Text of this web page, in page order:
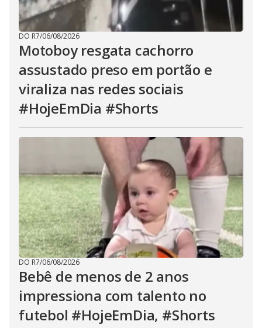
DO R7/06/08/2026
Motoboy resgata cachorro
assustado preso em portão e
viraliza nas redes sociais
#HojeEmDia #Shorts
DO R7/06/08/2026
Bebê de menos de 2 anos
impressiona com talento no
futebol #HojeEmDia, #Shorts